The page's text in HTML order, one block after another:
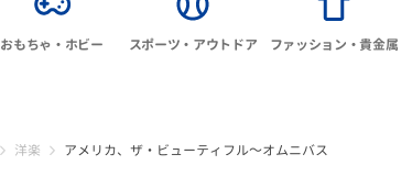
おもちゃ・ホビー スポーツ・アウトドア ファッション・貴金属
洋楽 アメリカ、ザ・ビューティフル～オムニバス